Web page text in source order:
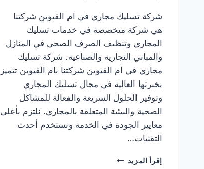
شركة تسليك مجاري في ام القيوين شركتنا
هي شركة متخصصة في خدمات تسليك
المجاري وتنظيف الصرف الصحي في المنازل
والمباني التجارية والصناعية. شركة تسليك
مجاري في ام القيوين شركتنا بام القيوين تتميز
بخبرتها العالية في مجال تسليك المجاري
وتوفير الحلول السريعة والفعالة للمشاكل
الصحية والبيئية المتعلقة بالمجاري. نلتزم بأعلى
معايير الجودة في الخدمة ونستخدم أحدث
التقنيات…
إقرأ المزيد شركة